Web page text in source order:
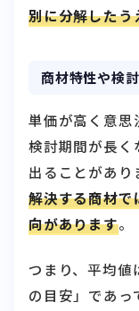
別に分解したう
商材特性や検
単価が高く意思
検討期間が長く
出ることがあり
解決する商材で
向があります。
つまり、平均値
の目安」であっ